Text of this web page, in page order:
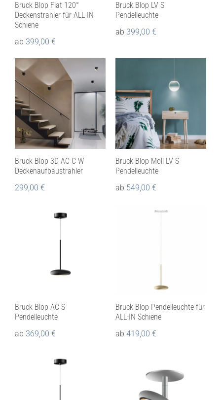
Bruck Blop Flat 120°
Deckenstrahler für ALL-IN
Schiene
ab 399,00 €
Bruck Blop LV S
Pendelleuchte
ab 399,00 €
Bruck Blop 3D AC C W
Deckenaufbaustrahler
299,00 €
Bruck Blop Moll LV S
Pendelleuchte
ab 549,00 €
Bruck Blop AC S
Pendelleuchte
ab 369,00 €
Bruck Blop Pendelleuchte für
ALL-IN Schiene
ab 419,00 €